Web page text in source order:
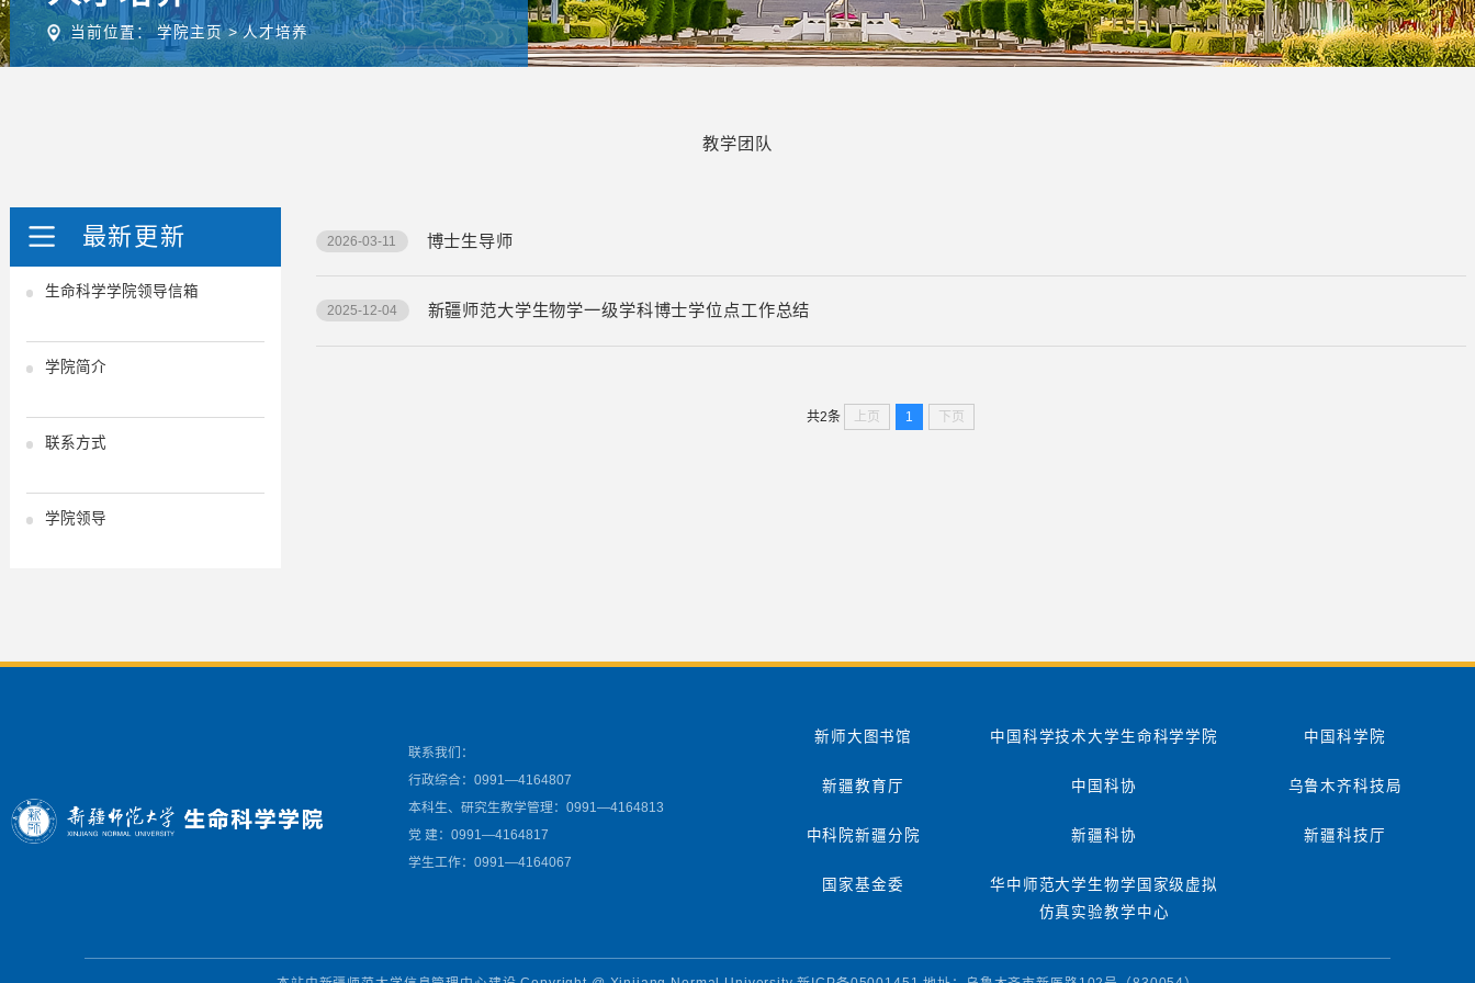
当前位置： 学院主页 > 人才培养
教学团队
最新更新
生命科学学院领导信箱
学院简介
联系方式
学院领导
2026-03-11 博士生导师
2025-12-04 新疆师范大学生物学一级学科博士学位点工作总结
共2条 上页 1 下页
联系我们：
行政综合：0991—4164807
本科生、研究生教学管理：0991—4164813
党 建：0991—4164817
学生工作：0991—4164067
新师大图书馆 中国科学技术大学生命科学学院 中国科学院
新疆教育厅 中国科协 乌鲁木齐科技局
中科院新疆分院 新疆科协 新疆科技厅
国家基金委
华中师范大学生物学国家级虚拟
仿真实验教学中心